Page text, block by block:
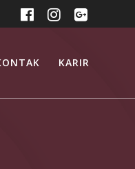
KARIR